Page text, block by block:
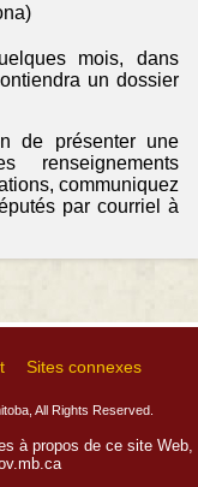
mois, dans
un dossier
de présenter une
communiquez
par courriel à
Sites connexes
All Rights Reserved.
à propos de ce site Web,